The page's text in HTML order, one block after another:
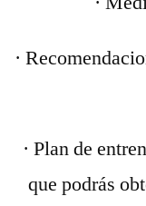
·
· Plan de
que podrás